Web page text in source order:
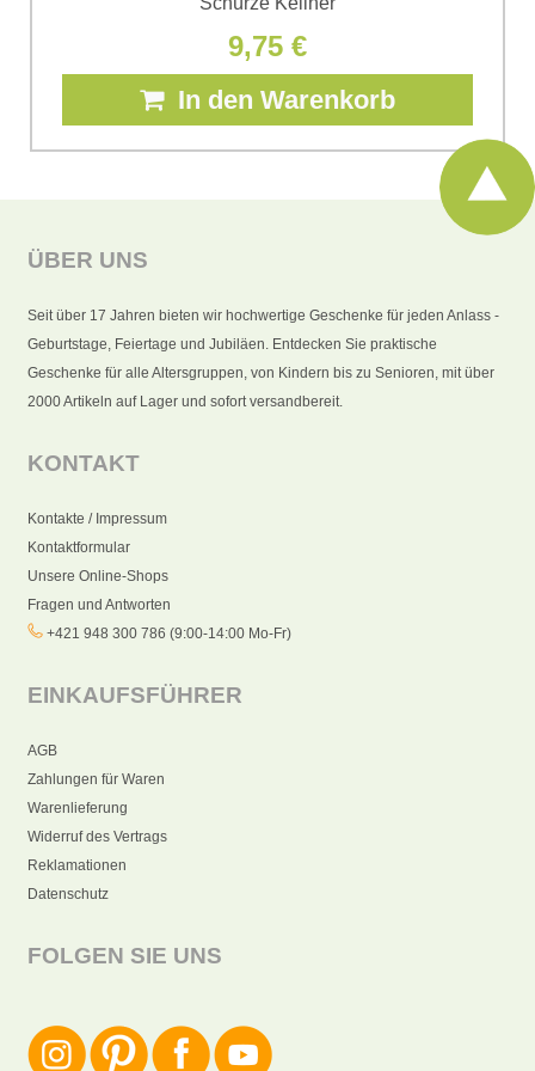
9,75 €
In den Warenkorb
ÜBER UNS
Seit über 17 Jahren bieten wir hochwertige Geschenke für jeden Anlass -
Geburtstage, Feiertage und Jubiläen. Entdecken Sie praktische
Geschenke für alle Altersgruppen, von Kindern bis zu Senioren, mit über
2000 Artikeln auf Lager und sofort versandbereit.
KONTAKT
Kontakte / Impressum
Kontaktformular
Unsere Online-Shops
Fragen und Antworten
+421 948 300 786 (9:00-14:00 Mo-Fr)
EINKAUFSFÜHRER
AGB
Zahlungen für Waren
Warenlieferung
Widerruf des Vertrags
Reklamationen
Datenschutz
FOLGEN SIE UNS